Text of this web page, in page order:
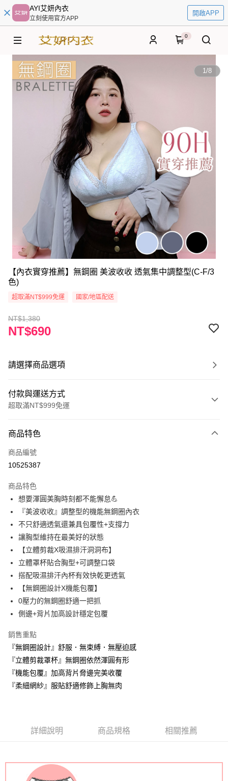
AYI艾妍內衣
立刻使用官方APP
開啟APP
0
1/8
【內衣實穿推薦】無鋼圈 美波收收 透氣集中調整型(C-F/3
色)
超取滿NT$999免運 國家/地區配送
NT$1,380
NT$690
請選擇商品選項
付款與運送方式
超取滿NT$999免運
信用卡一次付款
超商取貨付款
ATM付款
運送方式
全家取貨付款
每筆NT$60，滿NT$999(含以上)免運費
付款後全家取貨
每筆NT$60，滿NT$999(含以上)免運費
711取貨付款
每筆NT$60，滿NT$999(含以上)免運費
付款後7-11取貨
每筆NT$60，滿NT$999(含以上)免運費
宅配-新竹貨運
每筆NT$80，滿NT$999(含以上)免運費
商品特色
商品編號
10525387
商品特色
想要渾圓美胸時刻都不能懈怠💪
『美波收收』調整型的機能無鋼圈內衣
不只舒適透氣還兼具包覆性+支撐力
讓胸型維持在最美好的狀態
【立體剪裁X吸濕排汗洞洞布】
立體罩杯貼合胸型+可調整口袋
搭配吸濕排汗內杯有效快乾更透氣
【無鋼圈設計X機能包覆】
0壓力的無鋼圈舒適一把抓
側邊+背片加高設計穩定包覆
銷售重點
『無鋼圈設計』舒服．無束縛．無壓迫感
『立體剪裁罩杯』無鋼圈依然渾圓有形
『機能包覆』加高背片脅邊完美收覆
『柔細網紗』服貼舒適修飾上胸無肉
詳細說明 商品規格 相關推薦